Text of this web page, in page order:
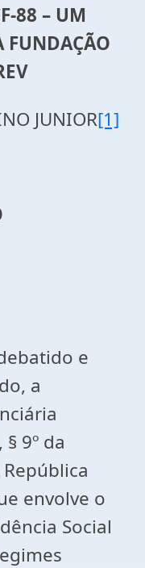
88 – UM
FUNDAÇÃO
JUNIOR[1]
e
a
9º da
envolve o
Social